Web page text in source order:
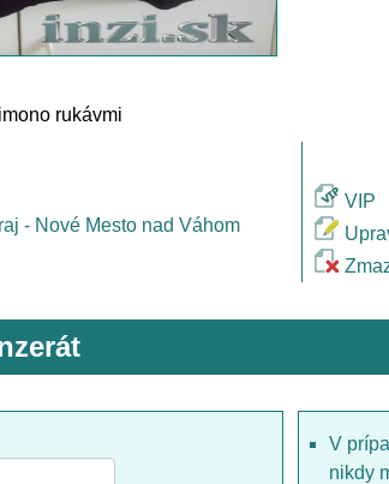
rukávmi
- Nové Mesto nad Váhom
VIP
V
nikdy